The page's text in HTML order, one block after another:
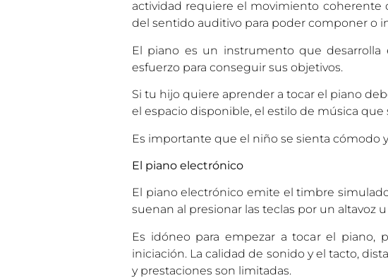
actividad requiere el movimiento coherente
del sentido auditivo para poder componer o
El piano es un instrumento que
esfuerzo para conseguir sus objetivos.
Si tu hijo quiere aprender a tocar el piano
el espacio disponible, el estilo de música
Es importante que el niño se sienta
El piano electrónico
El piano electrónico emite el timbre
suenan al presionar las teclas por un altavoz
Es idóneo para empezar a tocar el
iniciación. La calidad de sonido y el tacto,
y prestaciones son limitadas.